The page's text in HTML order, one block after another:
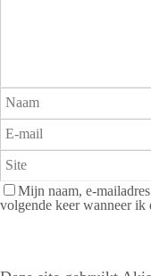
Mijn naam, e-
volgende keer wanneer ik